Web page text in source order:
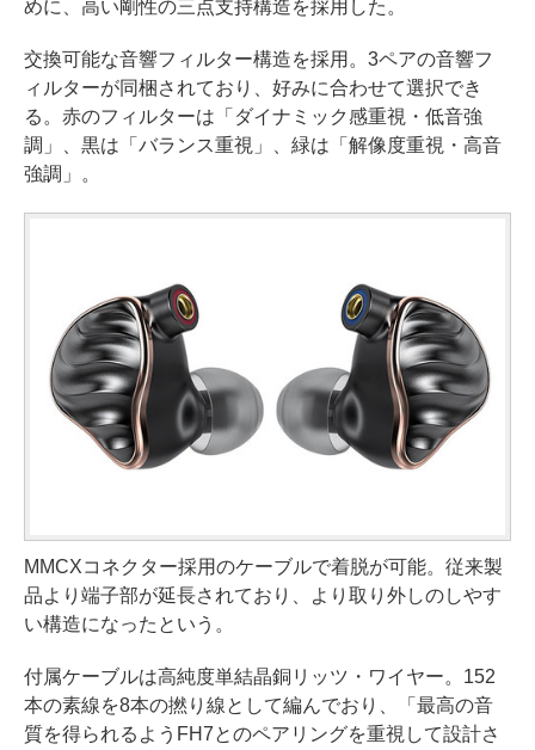
めに、高い剛性の三点支持構造を採用した。
交換可能な音響フィルター構造を採用。3ペアの音響フ
ィルターが同梱されており、好みに合わせて選択でき
る。赤のフィルターは「ダイナミック感重視・低音強
調」、黒は「バランス重視」、緑は「解像度重視・高音
強調」。
MMCXコネクター採用のケーブルで着脱が可能。従来製
品より端子部が延長されており、より取り外しのしやす
い構造になったという。
付属ケーブルは高純度単結晶銅リッツ・ワイヤー。152
本の素線を8本の撚り線として編んでおり、「最高の音
質を得られるようFH7とのペアリングを重視して設計さ